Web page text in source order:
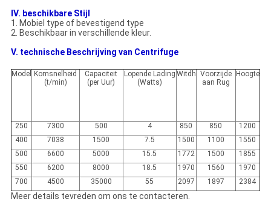
IV. beschikbare Stijl
1. Mobiel type of bevestigend type
2. Beschikbaar in verschillende kleur.
V. technische Beschrijving van Centrifuge
Model
Komsnelheid
(t/min)
Capaciteit
(per Uur)
Lopende Lading
(Watts)
Witdh Voorzijde
aan Rug
Hoogte
250 7300 500 4 850 850
1200
400
7038 1500 7.5 1500 1100
1550
500
6600 5000 15.5 1772 1500
1855
550
6200 8000 18.5 1970 1560
1970
700
4500 35000 55 2097 1897 2384
Meer details tevreden om ons te contacteren.